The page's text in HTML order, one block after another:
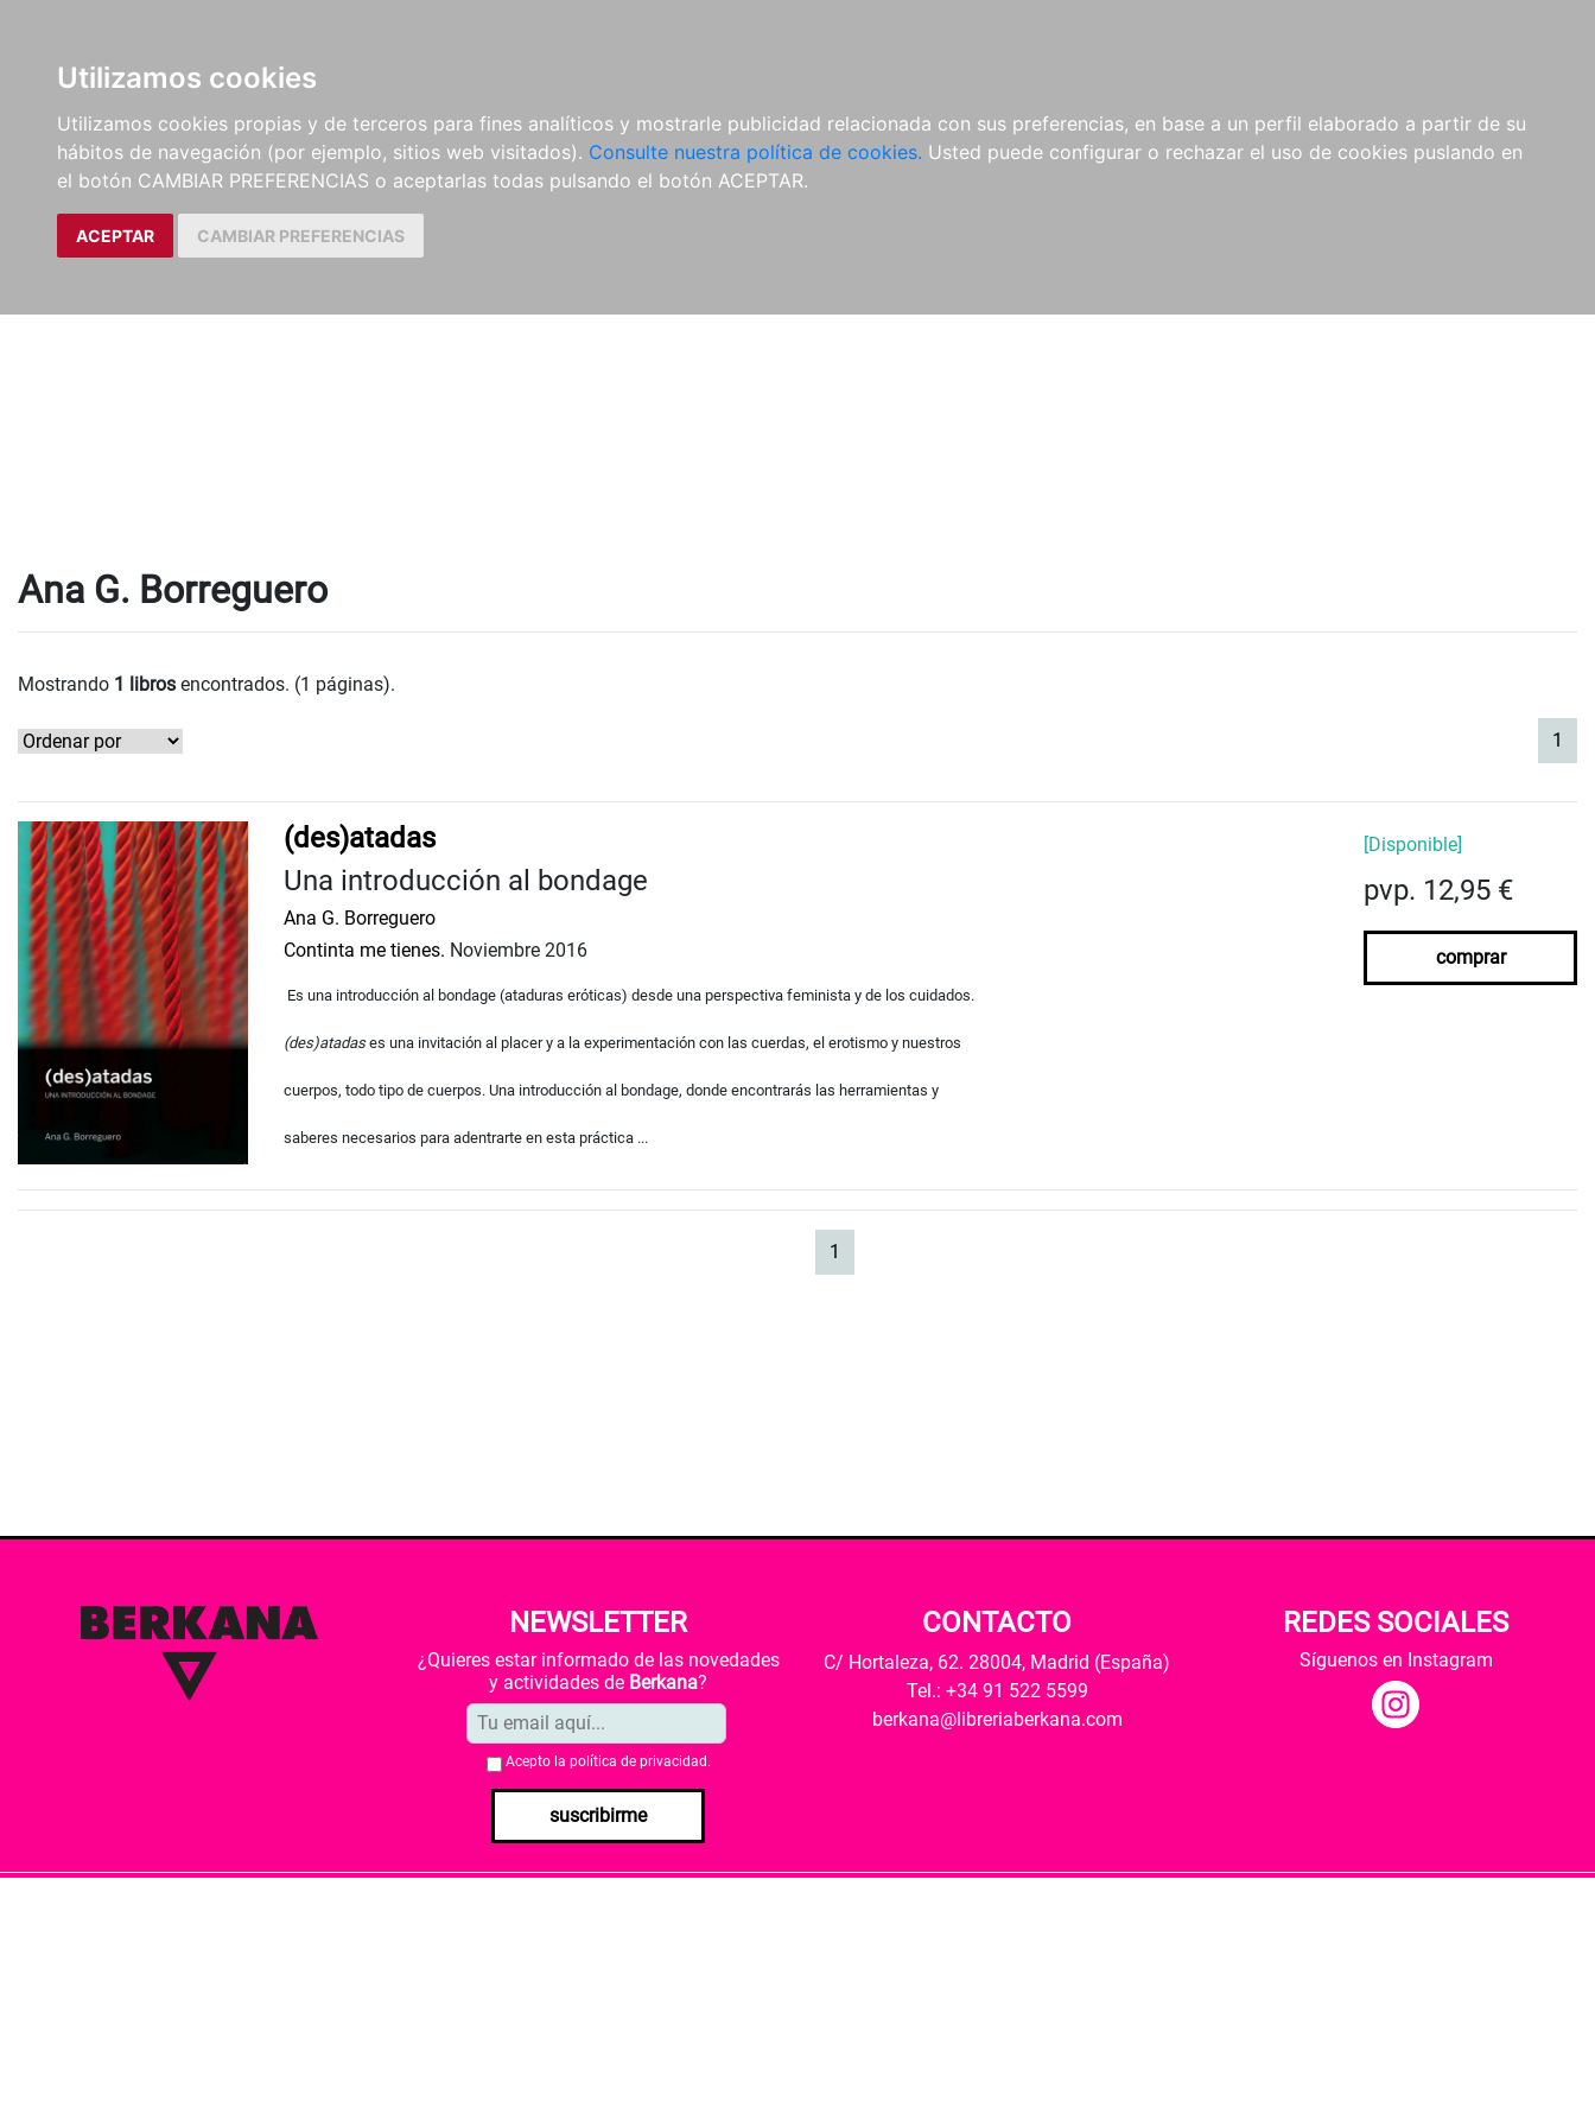
Utilizamos cookies
Utilizamos cookies propias y de terceros para fines analíticos y mostrarle publicidad relacionada con sus preferencias, en base a un perfil elaborado a partir de su
hábitos de navegación (por ejemplo, sitios web visitados). Consulte nuestra política de cookies. Usted puede configurar o rechazar el uso de cookies puslando en
el botón CAMBIAR PREFERENCIAS o aceptarlas todas pulsando el botón ACEPTAR.
ACEPTAR CAMBIAR PREFERENCIAS
Ana G. Borreguero
Mostrando 1 libros encontrados. (1 páginas).
1
(des)atadas
Una introducción al bondage
Ana G. Borreguero
Continta me tienes. Noviembre 2016
Es una introducción al bondage (ataduras eróticas) desde una perspectiva feminista y de los cuidados.
(des)atadases una invitación al placer y a la experimentación con las cuerdas, el erotismo y nuestros
cuerpos, todo tipo de cuerpos. Una introducción al bondage, donde encontrarás las herramientas y
saberes necesarios para adentrarte en esta práctica ...
[Disponible]
pvp. 12,95 €
comprar
1
NEWSLETTER
¿Quieres estar informado de las novedades
y actividades de Berkana?
Acepto la política de privacidad .
suscribirme
CONTACTO
C/ Hortaleza, 62. 28004, Madrid (España)
Tel.: +34 91 522 5599
berkana@libreriaberkana.com
REDES SOCIALES
Síguenos en Instagram